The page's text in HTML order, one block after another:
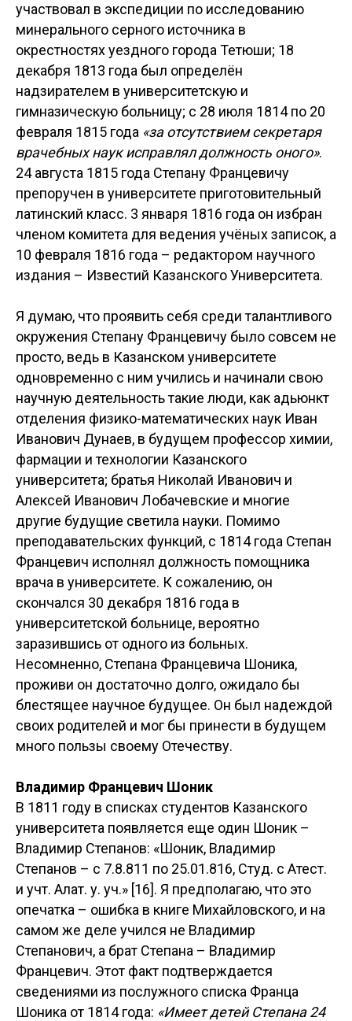
участвовал в экспедиции по исследованию
минерального серного источника в
окрестностях уездного города Тетюши; 18
декабря 1813 года был определён
надзирателем в университетскую и
гимназическую больницу; с 28 июля 1814 по 20
февраля 1815 года «за отсутствием секретаря
врачебных наук исправлял должность оного».
24 августа 1815 года Степану Францевичу
препоручен в университете приготовительный
латинский класс. 3 января 1816 года он избран
членом комитета для ведения учёных записок, а
10 февраля 1816 года – редактором научного
издания – Известий Казанского Университета.
Я думаю, что проявить себя среди талантливого
окружения Степану Францевичу было совсем не
просто, ведь в Казанском университете
одновременно с ним учились и начинали свою
научную деятельность такие люди, как адьюнкт
отделения физико-математических наук Иван
Иванович Дунаев, в будущем профессор химии,
фармации и технологии Казанского
университета; братья Николай Иванович и
Алексей Иванович Лобачевские и многие
другие будущие светила науки. Помимо
преподавательских функций, с 1814 года Степан
Францевич исполнял должность помощника
врача в университете. К сожалению, он
скончался 30 декабря 1816 года в
университетской больнице, вероятно
заразившись от одного из больных.
Несомненно, Степана Францевича Шоника,
проживи он достаточно долго, ожидало бы
блестящее научное будущее. Он был надеждой
своих родителей и мог бы принести в будущем
много пользы своему Отечеству.
Владимир Францевич Шоник
В 1811 году в списках студентов Казанского
университета появляется еще один Шоник –
Владимир Степанов: «Шоник, Владимир
Степанов – с 7.8.811 по 25.01.816, Студ. с Атест.
и учт. Алат. у. уч.» [16]. Я предполагаю, что это
опечатка – ошибка в книге Михайловского, и на
самом же деле учился не Владимир
Степанович, а брат Степана – Владимир
Францевич. Этот факт подтверждается
сведениями из послужного списка Франца
Шоника от 1814 года: «Имеет детей Степана 24